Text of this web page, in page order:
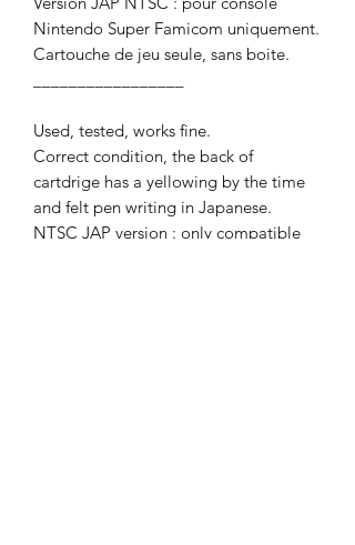
Nintendo Super Famicom uniquement.
Cartouche de jeu seule, sans boite.
Used, tested, works fine.
Correct condition, the back of
cartdrige has a yellowing by the time
and felt pen writing in Japanese.
NTSC JAP version : only compatible